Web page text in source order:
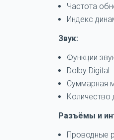
Частота
Индекс
Звук:
Функции
Dolby Digital
Суммарная
Количество
Разъёмы и
Проводные